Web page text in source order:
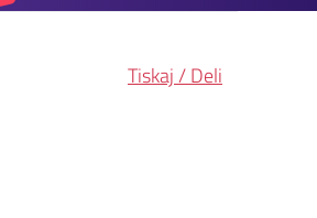
Tiskaj / Deli